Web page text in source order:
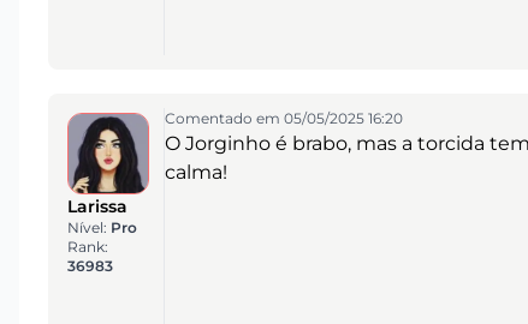
Larissa
Nível: Pro
Rank:
36983
Comentado em 05/05/2025 16:20
O Jorginho é brabo, mas a torcida
calma!